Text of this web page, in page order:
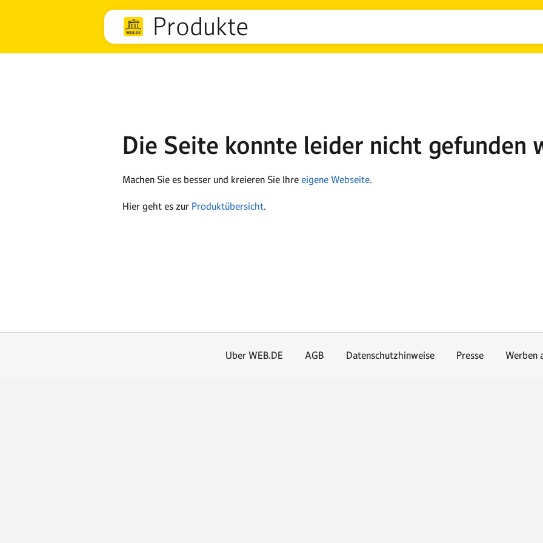
Produkte
Die Seite konnte leider nicht gefunden
Machen Sie es besser und kreieren Sie Ihre eigene Webseite.
Hier geht es zur Produktübersicht.
Uber WEB.DE AGB Datenschutzhinweise Presse Werben